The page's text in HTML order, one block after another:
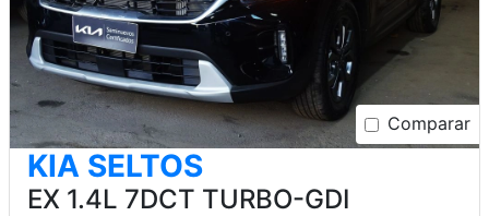
Comparar
KIA SELTOS
EX 1.4L 7DCT TURBO-GDI